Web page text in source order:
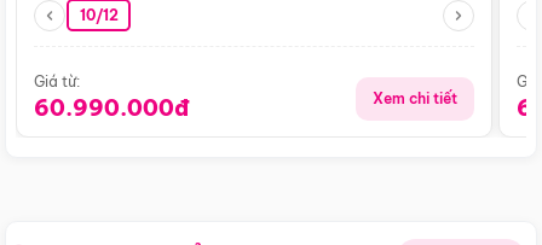
10/12
Giá từ:
60.990.000đ Xem chi tiết